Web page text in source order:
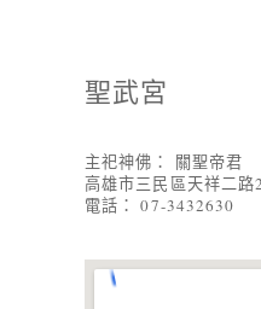
聖武宮
主祀神佛： 關聖帝君
高雄市三民區天祥二路
電話： 07-3432630